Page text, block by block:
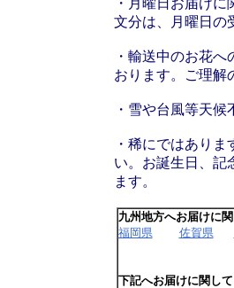
・月曜日お届け
文分は、月曜日の
・輸送中のお花
おります。ご理解
・雪や台風等天
・稀にではあり
い。お誕生日、記
ます。
九州地方へお届けに
福岡県
佐賀県
下記へお届けに関し